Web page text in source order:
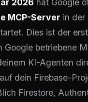
2026 hat Google
MCP-Server in der
Dies ist der
Google betriebene
KI-Agenten
dein Firebase-
Firestore,